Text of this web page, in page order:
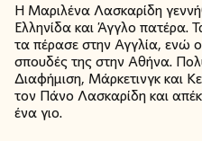
Η Μαριλένα Λασκαρίδη
Ελληνίδα και Άγγλο πατέρα.
τα πέρασε στην Αγγλία, ενώ
σπουδές της στην Αθήνα.
Διαφήμιση, Μάρκετινγκ και
τον Πάνο Λασκαρίδη και
ένα γιο.